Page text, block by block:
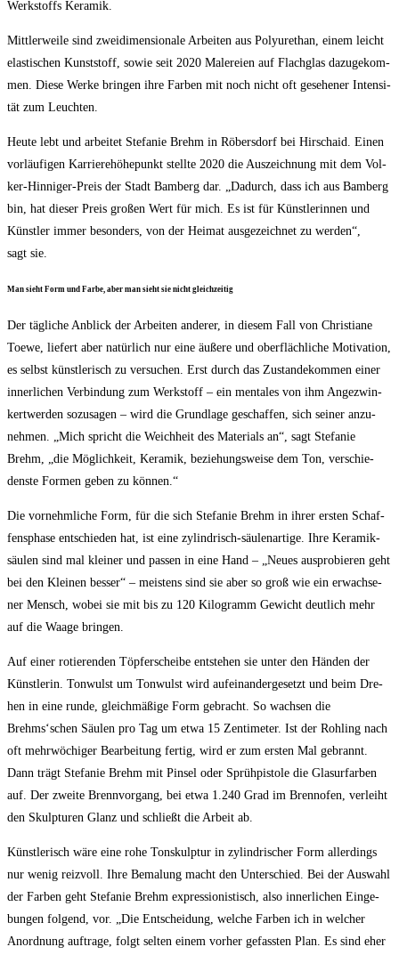
Werk­stoffs Keramik.
Mitt­ler­wei­le sind zwei­di­men­sio­na­le Arbei­ten aus Poly­ure­than, einem leicht
elas­ti­schen Kunst­stoff, sowie seit 2020 Male­rei­en auf Flach­glas dazu­ge­kom­
men. Die­se Wer­ke brin­gen ihre Far­ben mit noch nicht oft gese­he­ner Inten­si­
tät zum Leuchten.
Heu­te lebt und arbei­tet Ste­fa­nie Brehm in Röbers­dorf bei Hirschaid. Einen
vor­läu­fi­gen Kar­rie­re­hö­he­punkt stell­te 2020 die Aus­zeich­nung mit dem Vol­
ker-Hin­ni­ger-Preis der Stadt Bam­berg dar. „Dadurch, dass ich aus Bam­berg
bin, hat die­ser Preis gro­ßen Wert für mich. Es ist für Künst­le­rin­nen und
Künst­ler immer beson­ders, von der Hei­mat aus­ge­zeich­net zu wer­den“,
sagt sie.
Man sieht Form und Far­be, aber man sieht sie nicht gleichzeitig
Der täg­li­che Anblick der Arbei­ten ande­rer, in die­sem Fall von Chris­tia­ne
Toe­we, lie­fert aber natür­lich nur eine äuße­re und ober­fläch­li­che Moti­va­ti­on,
es selbst künst­le­risch zu ver­su­chen. Erst durch das Zustan­de­kom­men einer
inner­li­chen Ver­bin­dung zum Werk­stoff – ein men­ta­les von ihm Ange­zwin­
kertwer­den sozu­sa­gen – wird die Grund­la­ge geschaf­fen, sich sei­ner anzu­
neh­men. „Mich spricht die Weich­heit des Mate­ri­als an“, sagt Ste­fa­nie
Brehm, „die Mög­lich­keit, Kera­mik, bezie­hungs­wei­se dem Ton, ver­schie­
dens­te For­men geben zu können.“
Die vor­nehm­li­che Form, für die sich Ste­fa­nie Brehm in ihrer ers­ten Schaf­
fens­pha­se ent­schie­den hat, ist eine zylin­drisch-säu­len­ar­ti­ge. Ihre Kera­mik­
säu­len sind mal klei­ner und pas­sen in eine Hand – „Neu­es aus­pro­bie­ren geht
bei den Klei­nen bes­ser“ – meis­tens sind sie aber so groß wie ein erwach­se­
ner Mensch, wobei sie mit bis zu 120 Kilo­gramm Gewicht deut­lich mehr
auf die Waa­ge bringen.
Auf einer rotie­ren­den Töp­fer­schei­be ent­ste­hen sie unter den Hän­den der
Künst­le­rin. Ton­wulst um Ton­wulst wird auf­ein­an­der­ge­setzt und beim Dre­
hen in eine run­de, gleich­mä­ßi­ge Form gebracht. So wach­sen die
Brehms‘schen Säu­len pro Tag um etwa 15 Zen­ti­me­ter. Ist der Roh­ling nach
oft mehr­wö­chi­ger Bear­bei­tung fer­tig, wird er zum ers­ten Mal gebrannt.
Dann trägt Ste­fa­nie Brehm mit Pin­sel oder Sprüh­pis­to­le die Gla­sur­far­ben
auf. Der zwei­te Brenn­vor­gang, bei etwa 1.240 Grad im Brenn­ofen, ver­leiht
den Skulp­tu­ren Glanz und schließt die Arbeit ab.
Künst­le­risch wäre eine rohe Ton­skulp­tur in zylin­dri­scher Form aller­dings
nur wenig reiz­voll. Ihre Bema­lung macht den Unter­schied. Bei der Aus­wahl
der Far­ben geht Ste­fa­nie Brehm expres­sio­nis­tisch, also inner­li­chen Ein­ge­
bun­gen fol­gend, vor. „Die Ent­schei­dung, wel­che Far­ben ich in wel­cher
Anord­nung auf­tra­ge, folgt sel­ten einem vor­her gefass­ten Plan. Es sind eher